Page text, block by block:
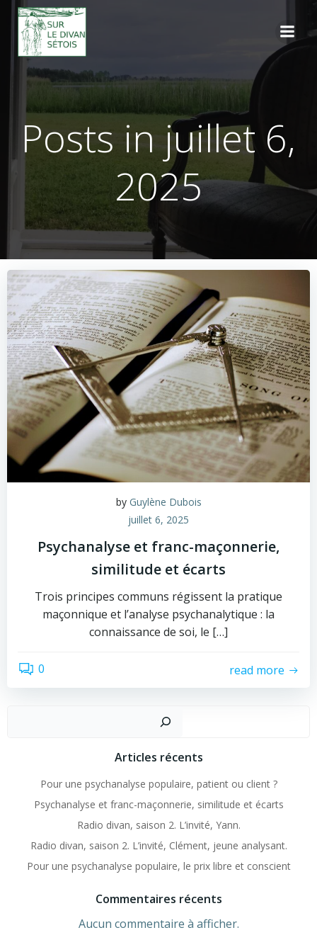
Posts in juillet 6,
2025
by Guylène Dubois
juillet 6, 2025
Psychanalyse et franc-maçonnerie,
similitude et écarts
Trois principes communs régissent la pratique
maçonnique et l’analyse psychanalytique : la
connaissance de soi, le […]
0 read more
Articles récents
Pour une psychanalyse populaire, patient ou client ?
Psychanalyse et franc-maçonnerie, similitude et écarts
Radio divan, saison 2. L’invité, Yann.
Radio divan, saison 2. L’invité, Clément, jeune analysant.
Pour une psychanalyse populaire, le prix libre et conscient
Commentaires récents
Aucun commentaire à afficher.